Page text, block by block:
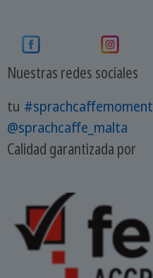
Nuestras redes sociales
tu #sprachcaffemoment
@sprachcaffe_malta
Calidad garantizada por